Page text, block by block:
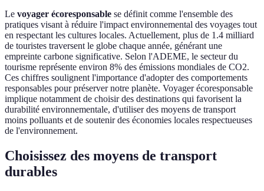
Le voyager écoresponsable se définit comme l'ensemble des
pratiques visant à réduire l'impact environnemental des voyages tout
en respectant les cultures locales. Actuellement, plus de 1.4 milliard
de touristes traversent le globe chaque année, générant une
empreinte carbone significative. Selon l'ADEME, le secteur du
tourisme représente environ 8% des émissions mondiales de CO2.
Ces chiffres soulignent l'importance d'adopter des comportements
responsables pour préserver notre planète. Voyager écoresponsable
implique notamment de choisir des destinations qui favorisent la
durabilité environnementale, d'utiliser des moyens de transport
moins polluants et de soutenir des économies locales respectueuses
de l'environnement.
Choisissez des moyens de transport
durables